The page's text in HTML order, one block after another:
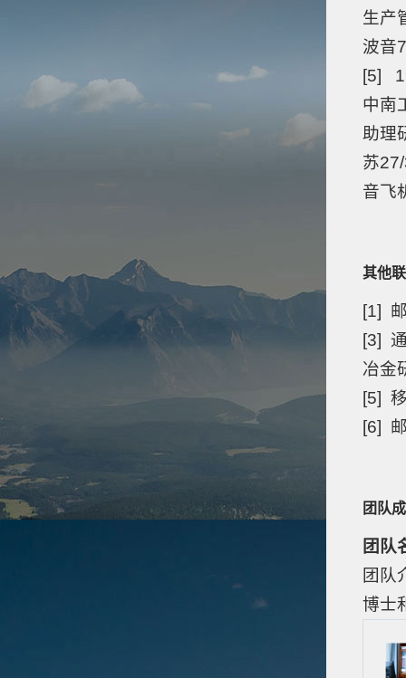
生产
波音
[5]
中南
助理
苏
音飞
其他
[1]
[3]
冶金
[5]
[6]
团队
团队
团队
博士